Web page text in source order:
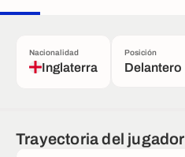
Nacionalidad
Inglaterra
Posición
Delantero
Trayectoria del jugador